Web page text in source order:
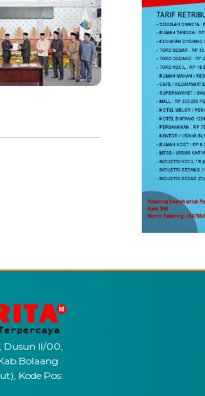
Dusun II/00,
Kode Pos: